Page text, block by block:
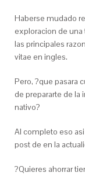
Haberse mudado
exploracion de
las principales
vitae en ingles.
Pero, ?que pasara
de prepararte de la
nativo?
Al completo eso
post de en la
?Quieres ahorrar